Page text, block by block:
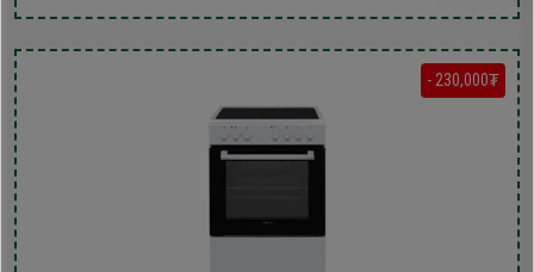
- 230,000₮